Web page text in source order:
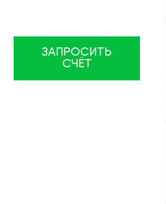
ЗАПРОСИТЬ
СЧЁТ